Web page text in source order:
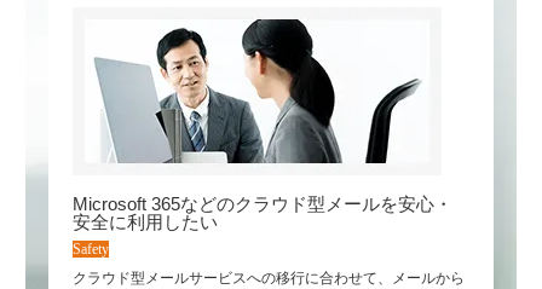
Microsoft 365などのクラウド型メールを安心・
安全に利用したい
Safety
クラウド型メールサービスへの移行に合わせて、メールから